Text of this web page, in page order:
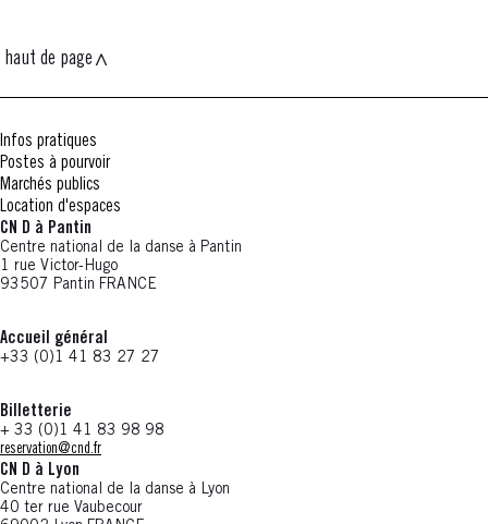
haut de page
Infos pratiques
Postes à pourvoir
Marchés publics
Location d'espaces
CN D à Pantin
Centre national de la danse à Pantin
1 rue Victor-Hugo
93507 Pantin FRANCE
Accueil général
+33 (0)1 41 83 27 27
Billetterie
+ 33 (0)1 41 83 98 98
reservation@cnd.fr
CN D à Lyon
Centre national de la danse à Lyon
40 ter rue Vaubecour